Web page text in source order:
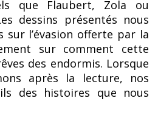
que Flaubert, Zola ou
dessins présentés nous
l’évasion offerte par la
sur comment cette
des endormis. Lorsque
après la lecture, nos
des histoires que nous